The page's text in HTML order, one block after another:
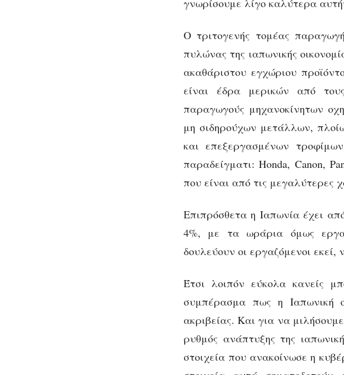
γνωρίσουμε λίγο καλύτερα
Ο τριτογενής τομέας
πυλώνας της ιαπωνικής
ακαθάριστου εγχώριου
είναι έδρα μερικών από
παραγωγούς μηχανοκίνητων
μη σιδηρούχων μετάλλων,
και επεξεργασμένων
παραδείγματι: Ηonda, Canon,
που είναι από τις μεγαλύτερες
Επιπρόσθετα η Ιαπωνία έχει
4%, με τα ωράρια όμως
δουλεύουν οι εργαζόμενοι
Έτσι λοιπόν εύκολα κανείς
συμπέρασμα πως η Ιαπωνική
ακριβείας. Και για να
ρυθμός ανάπτυξης της
στοιχεία που ανακοίνωσε η